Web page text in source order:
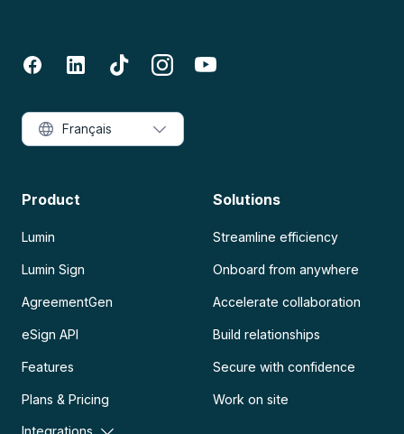
Product
Lumin
Lumin Sign
AgreementGen
eSign API
Features
Plans & Pricing
Integrations
Solutions
Streamline efficiency
Onboard from anywhere
Accelerate collaboration
Build relationships
Secure with confidence
Work on site
Français